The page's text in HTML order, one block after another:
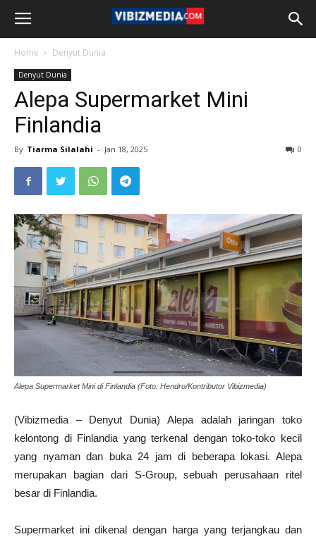
Home Denyut Dunia
Denyut Dunia
Alepa Supermarket Mini
Finlandia
By Tiarma Silalahi - Jan 18, 2025 0
Alepa Supermarket Mini di Finlandia (Foto: Hendro/Kontributor Vibizmedia)
(Vibizmedia – Denyut Dunia) Alepa adalah jaringan toko
kelontong di Finlandia yang terkenal dengan toko-toko kecil
yang nyaman dan buka 24 jam di beberapa lokasi. Alepa
merupakan bagian dari S-Group, sebuah perusahaan ritel
besar di Finlandia.
Supermarket ini dikenal dengan harga yang terjangkau dan